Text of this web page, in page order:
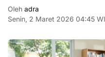
Oleh adra
Senin, 2 Maret 2026 04:45